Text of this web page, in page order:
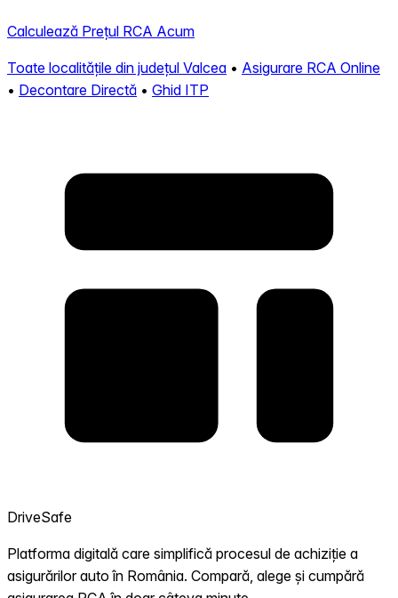
Calculează Prețul RCA Acum
Toate localitățile din județul Valcea • Asigurare RCA Online
• Decontare Directă • Ghid ITP
DriveSafe
Platforma digitală care simplifică procesul de achiziție a
asigurărilor auto în România. Compară, alege și cumpără